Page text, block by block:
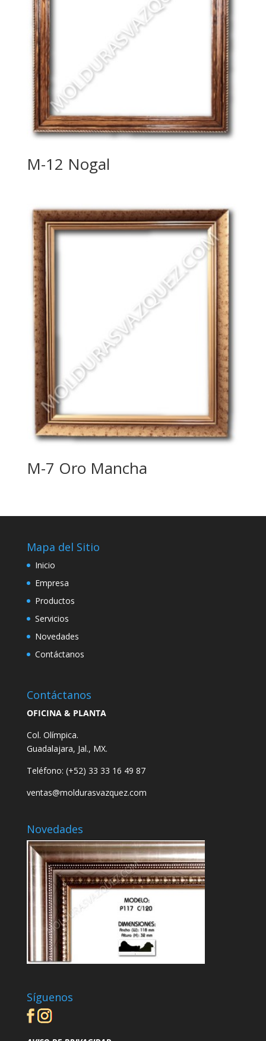
M-12 Nogal
M-7 Oro Mancha
Mapa del Sitio
Inicio
Empresa
Productos
Servicios
Novedades
Contáctanos
Contáctanos
OFICINA & PLANTA
Col. Olímpica.
Guadalajara, Jal., MX.
Teléfono: (+52) 33 33 16 49 87
ventas@moldurasvazquez.com
Novedades
Síguenos